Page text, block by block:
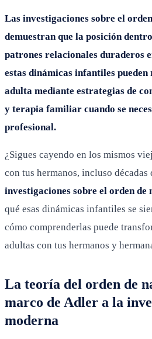
Las investigaciones sobre el
demuestran que la posición
patrones relacionales duraderos
estas dinámicas infantiles pueden
adulta mediante estrategias de
y terapia familiar cuando se
profesional.
¿Sigues cayendo en los mismos
con tus hermanos, incluso décadas
investigaciones sobre el orden de
qué esas dinámicas infantiles se
cómo comprenderlas puede
adultas con tus hermanos y
La teoría del orden de
marco de Adler a la
moderna